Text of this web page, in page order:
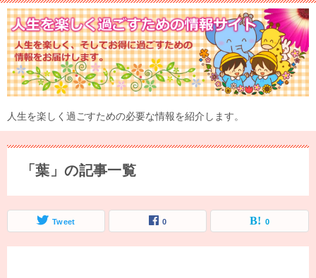
人生を楽しく過ごすための必要な情報を紹介します。
「葉」の記事一覧
Tweet 0 0